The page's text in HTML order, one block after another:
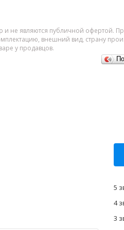
и не являются публичной офертой.
внешний вид, страну
у продавцов.
5
4
3